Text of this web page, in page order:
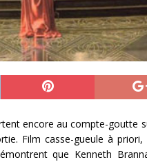
encore au compte-goutte
Film casse-gueule à
que Kenneth